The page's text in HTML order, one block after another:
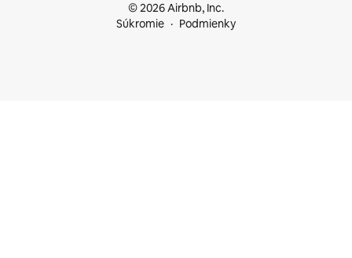
© 2026 Airbnb, Inc.
Súkromie
Podmienky